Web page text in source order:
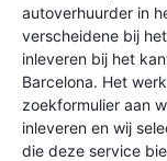
autoverhuurder in
verscheidene bij
inleveren bij het
Barcelona. Het
zoekformulier aan
inleveren en wij
die deze service